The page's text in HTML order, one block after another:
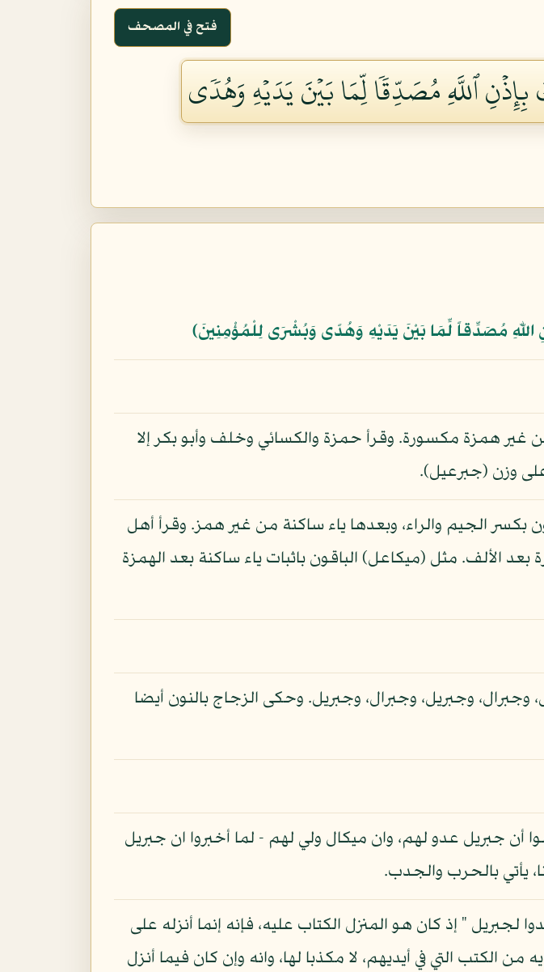
فتح في المصحف
ٱللَّهِ مُصَدِّقٗا لِّمَا بَيۡنَ يَدَيۡهِ وَهُدٗى
مُصَدِّقاً لِّمَا بَيْنَ يَدَيْهِ وَهُدًى وَبُشْرَى لِلْمُؤْمِنِينَ﴾
غير همزة مكسورة. وقرأ حمزة والكسائي وخلف وأبو بكر إلا
وزن (جبرعيل).
الجيم والراء، وبعدها ياء ساكنة من غير همز. وقرأ أهل
الألف. مثل (ميكاعل) الباقون باثبات ياء ساكنة بعد الهمزة
وجبريل، وجبرال، وجبريل. وحكى الزجاج بالنون أيضا
أن جبريل عدو لهم، وان ميكال ولي لهم - لما أخبروا ان جبريل
يأتي بالحرب والجدب.
" إذ كان هو المنزل الكتاب عليه، فإنه إنما أنزله على
الكتب التي في أيديهم، لا مكذبا لها، وانه وإن كان فيما أنزل